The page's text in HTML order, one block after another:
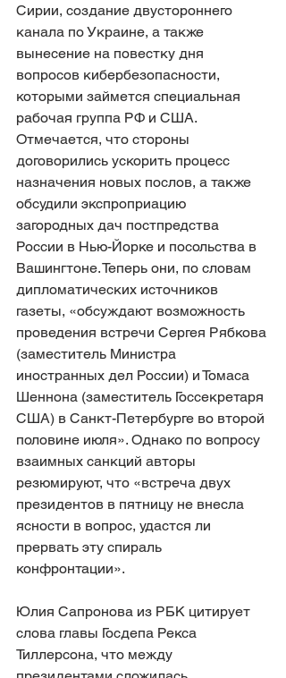
Сирии, создание двустороннего
канала по Украине, а также
вынесение на повестку дня
вопросов кибербезопасности,
которыми займется специальная
рабочая группа РФ и США.
Отмечается, что стороны
договорились ускорить процесс
назначения новых послов, а также
обсудили экспроприацию
загородных дач постпредства
России в Нью-Йорке и посольства в
Вашингтоне. Теперь они, по словам
дипломатических источников
газеты, «обсуждают возможность
проведения встречи Сергея Рябкова
(заместитель Министра
иностранных дел России) и Томаса
Шеннона (заместитель Госсекретаря
США) в Санкт-Петербурге во второй
половине июля». Однако по вопросу
взаимных санкций авторы
резюмируют, что «встреча двух
президентов в пятницу не внесла
ясности в вопрос, удастся ли
прервать эту спираль
конфронтации».
Юлия Сапронова из РБК цитирует
слова главы Госдепа Рекса
Тиллерсона, что между